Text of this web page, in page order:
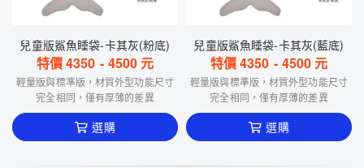
兒童版鯊魚睡袋-卡其灰(粉底)
特價4350 - 4500 元
輕量版與標準版，材質外型功能尺寸
完全相同，僅有厚薄的差異
選購
兒童版鯊魚睡袋-卡其灰(藍底)
特價4350 - 4500 元
輕量版與標準版，材質外型功能尺寸
完全相同，僅有厚薄的差異
選購